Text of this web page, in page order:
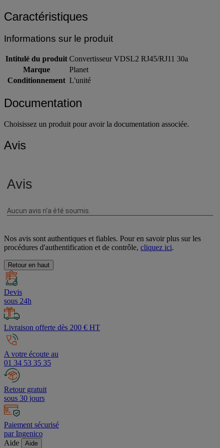
Caractéristiques
Informations sur le produit
Intitulé du produit Convertisseur VDSL2 RJ45/RJ11 30a
Marque
Planet
Conditionnement L'unité
Documentation
Choisissez un produit pour avoir la documentation associée.
Avis
Nos avis sont authentiques et fiables. Pour en savoir plus sur les
procédures d'authentification et de contrôle, cliquez ici.
Retour en haut
Devis
sous 24h
Livraison offerte dès 200 € HT
A votre écoute au
01 34 53 35 35
Retour gratuit
sous 30 jours
Paiement sécurisé
par Ingenico
Aide
Aide